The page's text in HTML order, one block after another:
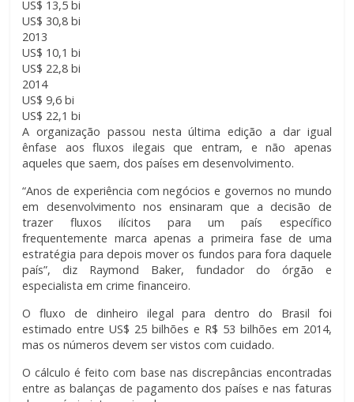
US$ 13,5 bi
US$ 30,8 bi
2013
US$ 10,1 bi
US$ 22,8 bi
2014
US$ 9,6 bi
US$ 22,1 bi
A organização passou nesta última edição a dar igual
ênfase aos fluxos ilegais que entram, e não apenas
aqueles que saem, dos países em desenvolvimento.
“Anos de experiência com negócios e governos no mundo
em desenvolvimento nos ensinaram que a decisão de
trazer fluxos ilícitos para um país específico
frequentemente marca apenas a primeira fase de uma
estratégia para depois mover os fundos para fora daquele
país”, diz Raymond Baker, fundador do órgão e
especialista em crime financeiro.
O fluxo de dinheiro ilegal para dentro do Brasil foi
estimado entre US$ 25 bilhões e R$ 53 bilhões em 2014,
mas os números devem ser vistos com cuidado.
O cálculo é feito com base nas discrepâncias encontradas
entre as balanças de pagamento dos países e nas faturas